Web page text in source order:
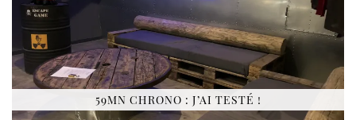
59MN CHRONO : J’AI TESTÉ !